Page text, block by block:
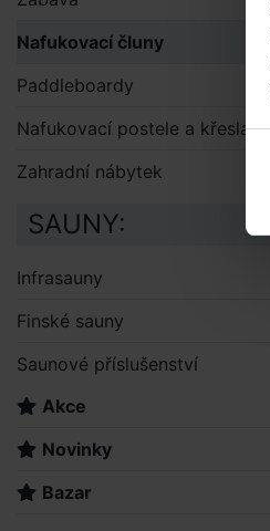
Nafukovací čluny
Paddleboardy
Nafukovací postele a křesla
Zahradní nábytek
SAUNY:
Infrasauny
Finské sauny
Saunové příslušenství
Akce
Novinky
Bazar